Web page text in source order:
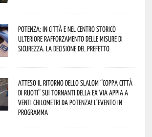
Potenza: in città e nel centro storico
ulteriore rafforzamento delle misure di
sicurezza. La decisione del Prefetto
Atteso il ritorno dello slalom “Coppa Città
di Ruoti” sui tornanti della ex via Appia a
venti chilometri da Potenza! L’evento in
programma